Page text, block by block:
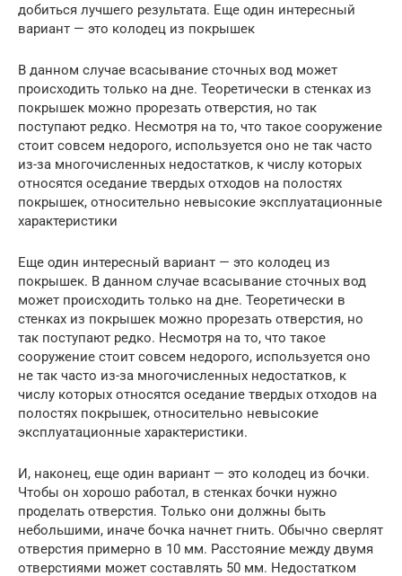
добиться лучшего результата. Еще один интересный
вариант — это колодец из покрышек
В данном случае всасывание сточных вод может
происходить только на дне. Теоретически в стенках из
покрышек можно прорезать отверстия, но так
поступают редко. Несмотря на то, что такое сооружение
стоит совсем недорого, используется оно не так часто
из-за многочисленных недостатков, к числу которых
относятся оседание твердых отходов на полостях
покрышек, относительно невысокие эксплуатационные
характеристики
Еще один интересный вариант — это колодец из
покрышек. В данном случае всасывание сточных вод
может происходить только на дне. Теоретически в
стенках из покрышек можно прорезать отверстия, но
так поступают редко. Несмотря на то, что такое
сооружение стоит совсем недорого, используется оно
не так часто из-за многочисленных недостатков, к
числу которых относятся оседание твердых отходов на
полостях покрышек, относительно невысокие
эксплуатационные характеристики.
И, наконец, еще один вариант — это колодец из бочки.
Чтобы он хорошо работал, в стенках бочки нужно
проделать отверстия. Только они должны быть
небольшими, иначе бочка начнет гнить. Обычно сверлят
отверстия примерно в 10 мм. Расстояние между двумя
отверстиями может составлять 50 мм. Недостатком